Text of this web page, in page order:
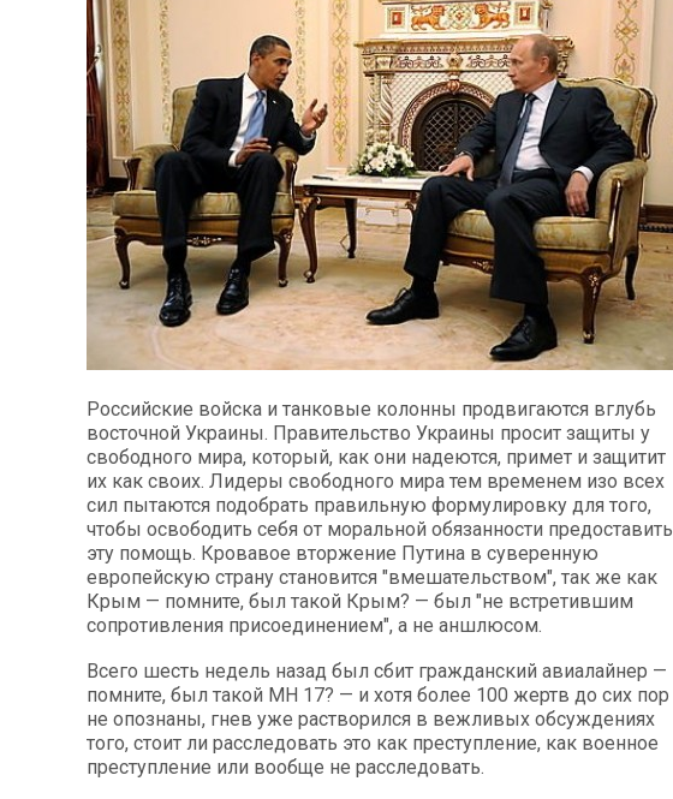
Российские войска и танковые колонны продвигаются вглубь
восточной Украины. Правительство Украины просит защиты у
свободного мира, который, как они надеются, примет и защитит
их как своих. Лидеры свободного мира тем временем изо всех
сил пытаются подобрать правильную формулировку для того,
чтобы освободить себя от моральной обязанности предоставить
эту помощь. Кровавое вторжение Путина в суверенную
европейскую страну становится "вмешательством", так же как
Крым — помните, был такой Крым? — был "не встретившим
сопротивления присоединением", а не аншлюсом.
Всего шесть недель назад был сбит гражданский авиалайнер —
помните, был такой МН 17? — и хотя более 100 жертв до сих пор
не опознаны, гнев уже растворился в вежливых обсуждениях
того, стоит ли расследовать это как преступление, как военное
преступление или вообще не расследовать.